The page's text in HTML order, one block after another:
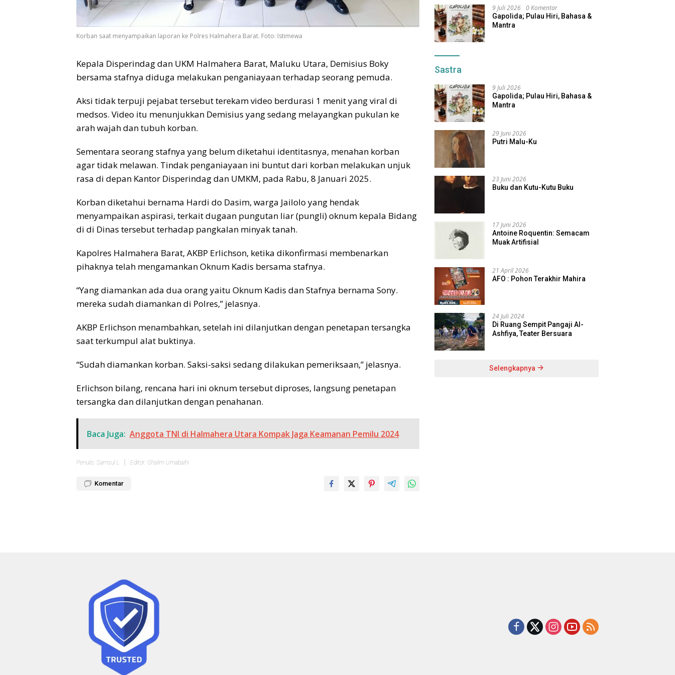
Korban saat menyampaikan laporan ke Polres Halmahera Barat. Foto: Istimewa
Kepala Disperindag dan UKM Halmahera Barat, Maluku Utara, Demisius Boky
bersama stafnya diduga melakukan penganiayaan terhadap seorang pemuda.
Aksi tidak terpuji pejabat tersebut terekam video berdurasi 1 menit yang viral di
medsos. Video itu menunjukkan Demisius yang sedang melayangkan pukulan ke
arah wajah dan tubuh korban.
Sementara seorang stafnya yang belum diketahui identitasnya, menahan korban
agar tidak melawan. Tindak penganiayaan ini buntut dari korban melakukan unjuk
rasa di depan Kantor Disperindag dan UMKM, pada Rabu, 8 Januari 2025.
Korban diketahui bernama Hardi do Dasim, warga Jailolo yang hendak
menyampaikan aspirasi, terkait dugaan pungutan liar (pungli) oknum kepala Bidang
di di Dinas tersebut terhadap pangkalan minyak tanah.
Kapolres Halmahera Barat, AKBP Erlichson, ketika dikonfirmasi membenarkan
pihaknya telah mengamankan Oknum Kadis bersama stafnya.
“Yang diamankan ada dua orang yaitu Oknum Kadis dan Stafnya bernama Sony.
mereka sudah diamankan di Polres,” jelasnya.
AKBP Erlichson menambahkan, setelah ini dilanjutkan dengan penetapan tersangka
saat terkumpul alat buktinya.
“Sudah diamankan korban. Saksi-saksi sedang dilakukan pemeriksaan,” jelasnya.
Erlichson bilang, rencana hari ini oknum tersebut diproses, langsung penetapan
tersangka dan dilanjutkan dengan penahanan.
Baca Juga: Anggota TNI di Halmahera Utara Kompak Jaga Keamanan Pemilu 2024
Penulis: Samsul L Editor: Ghalim Umabaihi
Komentar
9 Juli 2026 0 Komentar
Gapolida; Pulau Hiri, Bahasa &
Mantra
Sastra
9 Juli 2026
Gapolida; Pulau Hiri, Bahasa &
Mantra
29 Juni 2026
Putri Malu-Ku
23 Juni 2026
Buku dan Kutu-Kutu Buku
17 Juni 2026
Antoine Roquentin: Semacam
Muak Artifisial
21 April 2026
AFO : Pohon Terakhir Mahira
24 Juli 2024
Di Ruang Sempit Pangaji Al-
Ashfiya, Teater Bersuara
Selengkapnya